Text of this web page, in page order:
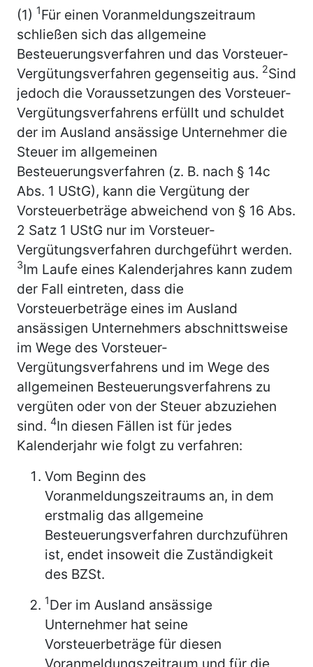
(1) 1Für einen Voranmeldungszeitraum
schließen sich das allgemeine
Besteuerungsverfahren und das Vorsteuer-
Vergütungsverfahren gegenseitig aus. 2Sind
jedoch die Voraussetzungen des Vorsteuer-
Vergütungsverfahrens erfüllt und schuldet
der im Ausland ansässige Unternehmer die
Steuer im allgemeinen
Besteuerungsverfahren (z. B. nach § 14c
Abs. 1 UStG), kann die Vergütung der
Vorsteuerbeträge abweichend von § 16 Abs.
2 Satz 1 UStG nur im Vorsteuer-
Vergütungsverfahren durchgeführt werden.
3Im Laufe eines Kalenderjahres kann zudem
der Fall eintreten, dass die
Vorsteuerbeträge eines im Ausland
ansässigen Unternehmers abschnittsweise
im Wege des Vorsteuer-
Vergütungsverfahrens und im Wege des
allgemeinen Besteuerungsverfahrens zu
vergüten oder von der Steuer abzuziehen
sind. 4In diesen Fällen ist für jedes
Kalenderjahr wie folgt zu verfahren:
Vom Beginn des
Voranmeldungszeitraums an, in dem
erstmalig das allgemeine
Besteuerungsverfahren durchzuführen
ist, endet insoweit die Zuständigkeit
des BZSt.
1Der im Ausland ansässige
Unternehmer hat seine
Vorsteuerbeträge für diesen
Voranmeldungszeitraum und für die